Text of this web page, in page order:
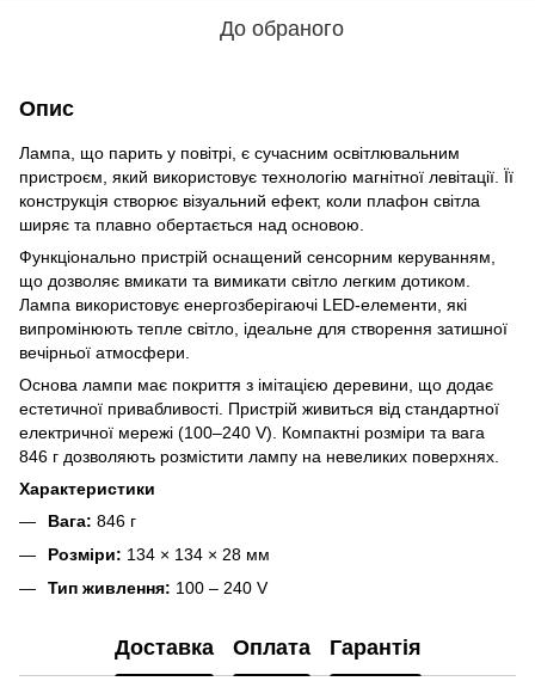
До обраного
Опис
Лампа, що парить у повітрі, є сучасним освітлювальним
пристроєм, який використовує технологію магнітної левітації. Її
конструкція створює візуальний ефект, коли плафон світла
ширяє та плавно обертається над основою.
Функціонально пристрій оснащений сенсорним керуванням,
що дозволяє вмикати та вимикати світло легким дотиком.
Лампа використовує енергозберігаючі LED-елементи, які
випромінюють тепле світло, ідеальне для створення затишної
вечірньої атмосфери.
Основа лампи має покриття з імітацією деревини, що додає
естетичної привабливості. Пристрій живиться від стандартної
електричної мережі (100–240 V). Компактні розміри та вага
846 г дозволяють розмістити лампу на невеликих поверхнях.
Характеристики
Вага: 846 г
Розміри: 134 × 134 × 28 мм
Тип живлення: 100 – 240 V
Доставка Оплата Гарантія